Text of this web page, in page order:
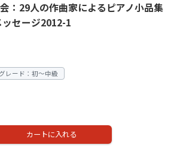
：29人の作曲家によるピアノ小品集
セージ2012-1
グレード：初～中級
カートに入れる